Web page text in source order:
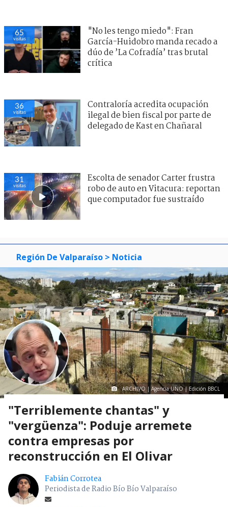
65
visitas
"No les tengo miedo": Fran
García-Huidobro manda recado a
dúo de ’La Cofradía’ tras brutal
crítica
36
visitas
Contraloría acredita ocupación
ilegal de bien fiscal por parte de
delegado de Kast en Chañaral
31
visitas
Escolta de senador Carter frustra
robo de auto en Vitacura: reportan
que computador fue sustraído
Región De Valparaíso > Noticia
ARCHIVO | Agencia UNO | Edición BBCL
"Terriblemente chantas" y
"vergüenza": Poduje arremete
contra empresas por
reconstrucción en El Olivar
Fabián Corrotea
Periodista de Radio Bío Bío Valparaíso